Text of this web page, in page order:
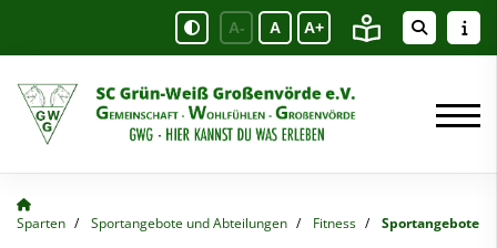
A- A A+
Sparten Sportangebote und Abteilungen Fitness Sportangebote